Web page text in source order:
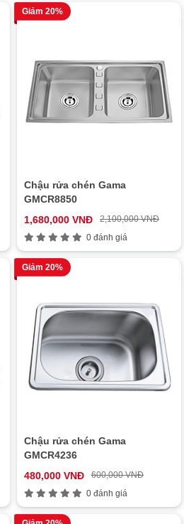
Giảm 20%
Chậu rửa chén Gama
GMCR8850
1,680,000 VNĐ
2,100,000 VNĐ
0 đánh giá
Giảm 20%
Chậu rửa chén Gama
GMCR4236
480,000 VNĐ
600,000 VNĐ
0 đánh giá